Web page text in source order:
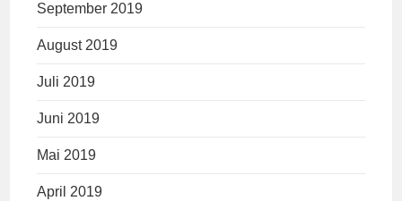
September 2019
August 2019
Juli 2019
Juni 2019
Mai 2019
April 2019